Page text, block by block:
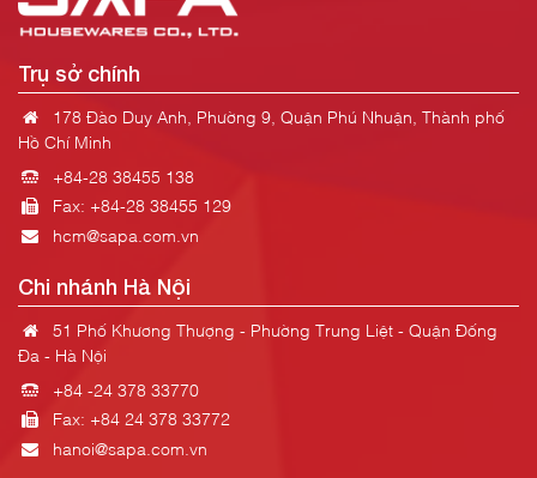
Trụ sở chính
178 Đào Duy Anh, Phường 9, Quận Phú Nhuận, Thành phố
Hồ Chí Minh
+84-28 38455 138
Fax: +84-28 38455 129
hcm@sapa.com.vn
Chi nhánh Hà Nội
51 Phố Khương Thượng - Phường Trung Liệt - Quận Đống
Đa - Hà Nội
+84 -24 378 33770
Fax: +84 24 378 33772
hanoi@sapa.com.vn